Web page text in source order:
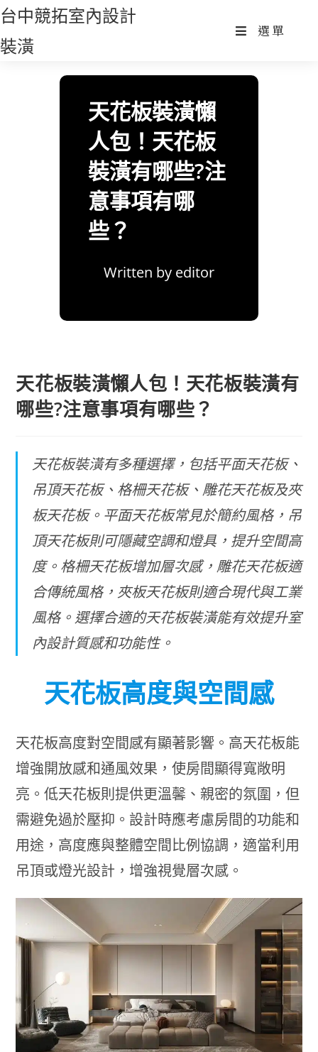
Skip
to
content
台中競拓室內設計
裝潢
選單
天花板裝潢懶
人包！天花板
裝潢有哪些?注
意事項有哪
些？
Written by editor
天花板裝潢懶人包！天花板裝潢有
哪些?注意事項有哪些？
天花板裝潢有多種選擇，包括平面天花板、
吊頂天花板、格柵天花板、雕花天花板及夾
板天花板。平面天花板常見於簡約風格，吊
頂天花板則可隱藏空調和燈具，提升空間高
度。格柵天花板增加層次感，雕花天花板適
合傳統風格，夾板天花板則適合現代與工業
風格。選擇合適的天花板裝潢能有效提升室
內設計質感和功能性。
天花板高度與空間感
天花板高度對空間感有顯著影響。高天花板能
增強開放感和通風效果，使房間顯得寬敞明
亮。低天花板則提供更溫馨、親密的氛圍，但
需避免過於壓抑。設計時應考慮房間的功能和
用途，高度應與整體空間比例協調，適當利用
吊頂或燈光設計，增強視覺層次感。